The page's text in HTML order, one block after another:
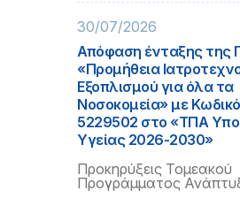
30/07/2026
Απόφαση ένταξης της
«Προμήθεια
Εξοπλισμού για όλα τα
Νοσοκομεία» με
5229502 στο «ΤΠΑ
Υγείας 2026-2030»
Προκηρύξεις Τομεακού
Προγράμματος